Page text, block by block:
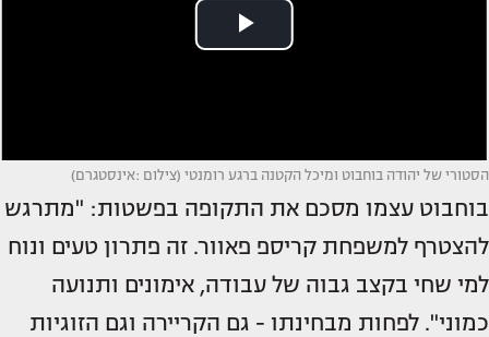
הסטורי של יהודה בוחבוט ומיכל הקטנה ברגע רומנטי (צילום :אינסטגרם)
בוחבוט עצמו מסכם את התקופה בפשטות: "מתרגש
להצטרף למשפחת קריספ פאוור. זה פתרון טעים ונוח
למי שחי בקצב גבוה של עבודה, אימונים ותנועה
כמוני". לפחות מבחינתו - גם הקריירה וגם הזוגיות